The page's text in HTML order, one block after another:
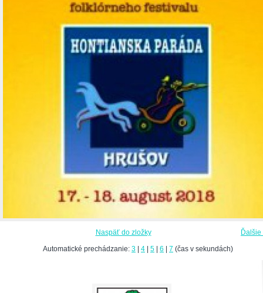
Naspäť do zložky
Automatické prechádzanie: 3 4 5 6 7 (čas v sekundách)